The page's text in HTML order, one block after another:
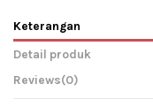
Keterangan
Detail produk
Reviews(0)